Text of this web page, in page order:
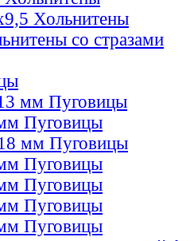
Хольнитены
со стразами
мм Пуговицы
Пуговицы
мм Пуговицы
Пуговицы
Пуговицы
Пуговицы
Пуговицы